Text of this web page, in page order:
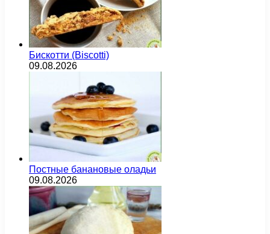
Бискотти (Biscotti)
09.08.2026
Постные банановые оладьи
09.08.2026